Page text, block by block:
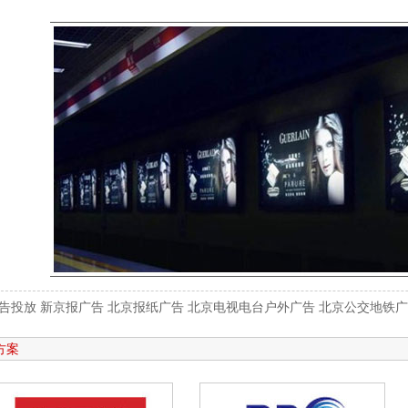
投放 新京报广告 北京报纸广告 北京电视电台户外广告 北京公交地铁
案